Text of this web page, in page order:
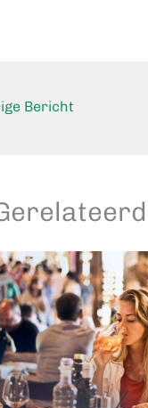
Bericht